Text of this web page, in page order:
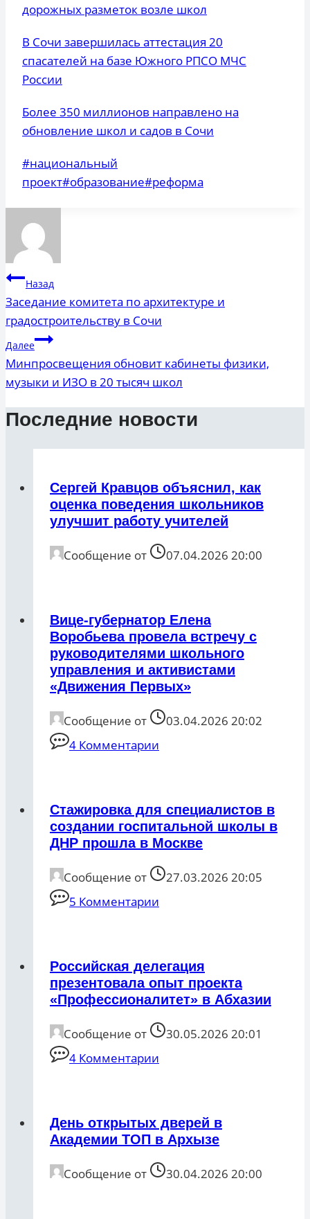
дорожных разметок возле школ
В Сочи завершилась аттестация 20
спасателей на базе Южного РПСО МЧС
России
Более 350 миллионов направлено на
обновление школ и садов в Сочи
Метки
записи:
#национальный
проект#образование#реформа
Навигация
по
записям
Назад
Заседание комитета по архитектуре и
градостроительству в Сочи
Далее
Минпросвещения обновит кабинеты физики,
музыки и ИЗО в 20 тысяч школ
Последние новости
Сергей Кравцов объяснил, как
оценка поведения школьников
улучшит работу учителей
Сообщение от 07.04.2026 20:00
Вице-губернатор Елена
Воробьева провела встречу с
руководителями школьного
управления и активистами
«Движения Первых»
Сообщение от
03.04.2026 20:02
4 Комментарии
Стажировка для специалистов в
создании госпитальной школы в
ДНР прошла в Москве
Сообщение от
27.03.2026 20:05
5 Комментарии
Российская делегация
презентовала опыт проекта
«Профессионалитет» в Абхазии
Сообщение от
30.05.2026 20:01
4 Комментарии
День открытых дверей в
Академии ТОП в Архызе
Сообщение от 30.04.2026 20:00